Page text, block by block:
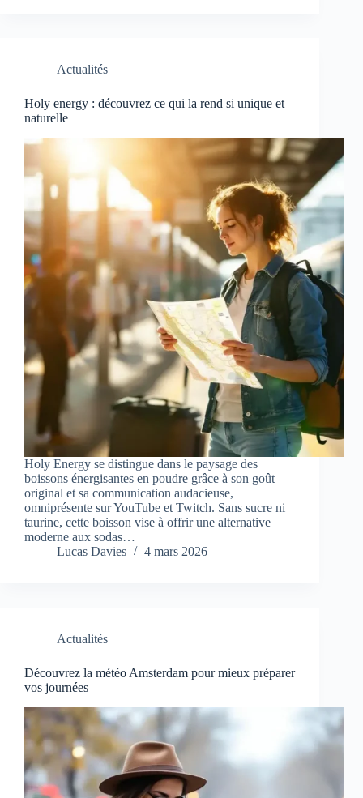
Actualités
Holy energy : découvrez ce qui la rend si unique et
naturelle
Holy Energy se distingue dans le paysage des
boissons énergisantes en poudre grâce à son goût
original et sa communication audacieuse,
omniprésente sur YouTube et Twitch. Sans sucre ni
taurine, cette boisson vise à offrir une alternative
moderne aux sodas…
Lucas Davies
4 mars 2026
Actualités
Découvrez la météo Amsterdam pour mieux préparer
vos journées